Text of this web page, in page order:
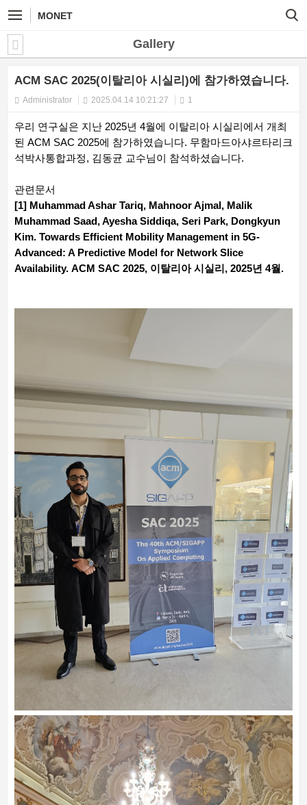
MONET
Gallery
ACM SAC 2025(이탈리아 시실리)에 참가하였습니다.
Administrator 2025.04.14 10:21:27 1
우리 연구실은 지난 2025년 4월에 이탈리아 시실리에서 개최
된 ACM SAC 2025에 참가하였습니다. 무함마드아샤르타리크
석박사통합과정, 김동균 교수님이 참석하셨습니다.
관련문서
[1] Muhammad Ashar Tariq, Mahnoor Ajmal, Malik
Muhammad Saad, Ayesha Siddiqa, Seri Park, Dongkyun
Kim. Towards Efficient Mobility Management in 5G-
Advanced: A Predictive Model for Network Slice
Availability. ACM SAC 2025, 이탈리아 시실리, 2025년 4월.